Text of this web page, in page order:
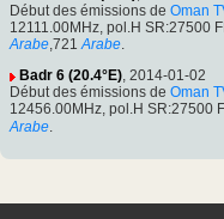
Début des émissions de Oman
12111.00MHz, pol.H SR:27500
Arabe,721 Arabe.
Badr 6 (20.4°E), 2014-01-02
Début des émissions de Oman
12456.00MHz, pol.H SR:27500
Arabe